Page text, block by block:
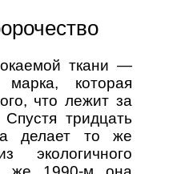
ткани —
которая
что лежит за
тридцать
делает то же
экологичного